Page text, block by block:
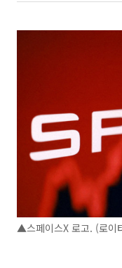
▲스페이스X 로고. (로이